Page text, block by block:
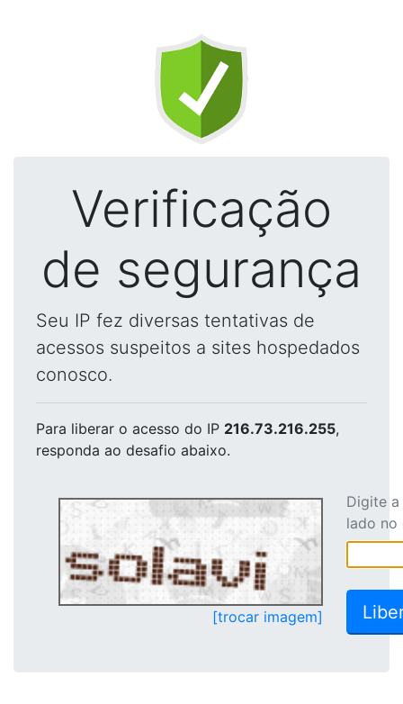
Verificação
de segurança
Seu IP fez diversas tentativas de
acessos suspeitos a sites hospedados
conosco.
Para liberar o acesso do IP 216.73.216.255,
responda ao desafio abaixo.
[trocar imagem]
Digite
lado no